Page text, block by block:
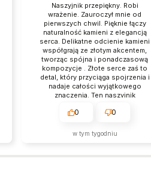
Naszyjnik przepiękny. Robi
wrażenie. Zauroczył mnie od
pierwszych chwil. Pięknie łączy
naturalność kamieni z elegancją
serca. Delikatne odcienie kamieni
współgrają ze złotym akcentem,
tworząc spójna i ponadczasową
kompozycje . Złote serce zaś to
detal, który przyciąga spojrzenia i
nadaje całości wyjątkowego
znaczenia. Ten naszyjnik
dzien jak i jako eleganckie
stylizacji.
0 0
w tym tygodniu